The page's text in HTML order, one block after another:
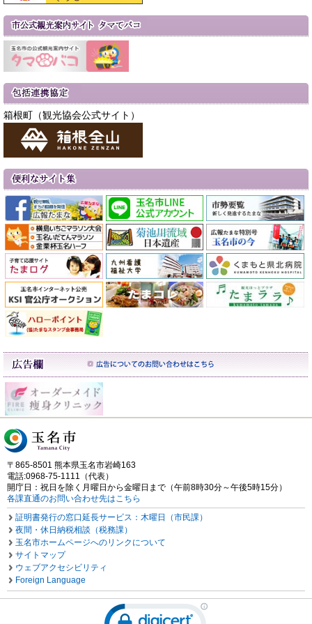
箱根町（観光協会公式サイト）
〒865-8501 熊本県玉名市岩崎163
電話:0968-75-1111（代表）
開庁日：祝日を除く月曜日から金曜日まで（午前8時30分～午後5時15分）
各課直通のお問い合わせ先はこちら
証明書発行の窓口延長サービス：木曜日（市民課）
夜間・休日納税相談（税務課）
玉名市ホームページへのリンクについて
サイトマップ
ウェブアクセシビリティ
Foreign Language